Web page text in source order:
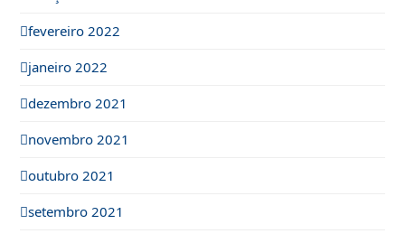
fevereiro 2022
janeiro 2022
dezembro 2021
novembro 2021
outubro 2021
setembro 2021